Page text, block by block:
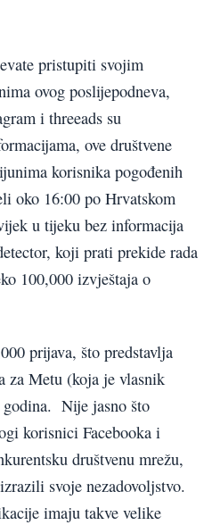
pristupiti svojim
ovog poslijepodneva,
i threeads su
ove društvene
korisnika pogođenih
oko 16:00 po Hrvatskom
u tijeku bez informacija
koji prati prekide rada
100,000 izvještaja o
prijava, što predstavlja
za Metu (koja je vlasnik
Nije jasno što
korisnici Facebooka i
društvenu mrežu,
svoje nezadovoljstvo.
imaju takve velike